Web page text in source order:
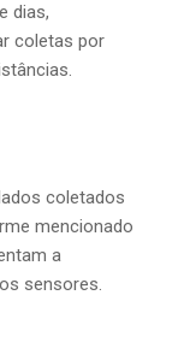
dias,
coletas por
coletados
mencionado
a
sensores.